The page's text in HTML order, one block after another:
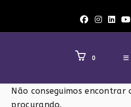
0
Não conseguimos encontrar
procurando.